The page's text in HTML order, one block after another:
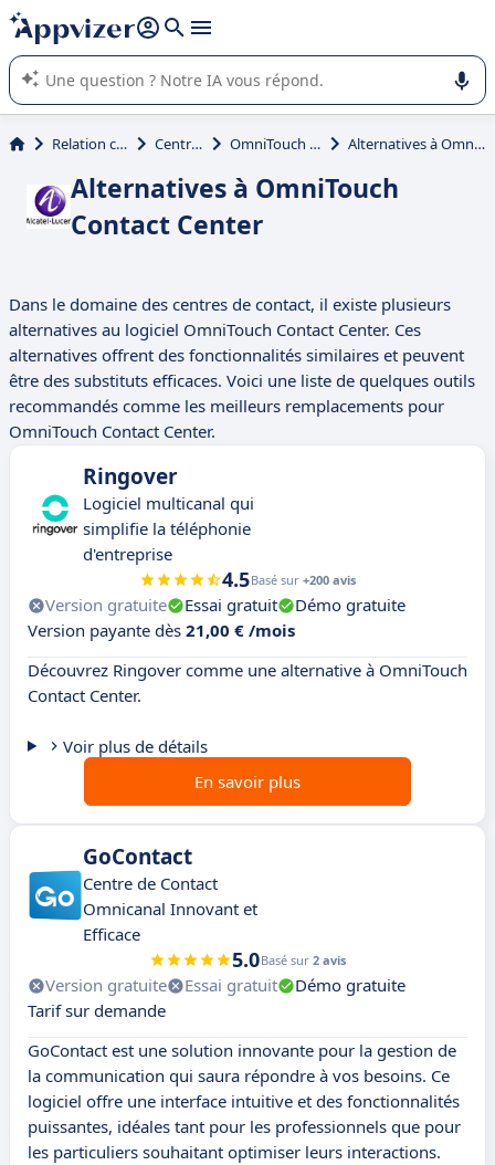
répondre (plusieurs lignes avec
L'IA de Appvizer vous guide dans l'utilisation ou la sélection de
logiciel SaaS en entreprise.
Relation client et vente Centre d'appel OmniTouch Contact Center Alternatives à OmniTouch Contact Center
Alternatives à OmniTouch
Contact Center
Dans le domaine des centres de contact, il existe plusieurs
alternatives au logiciel OmniTouch Contact Center. Ces
alternatives offrent des fonctionnalités similaires et peuvent
être des substituts efficaces. Voici une liste de quelques outils
recommandés comme les meilleurs remplacements pour
OmniTouch Contact Center.
Ringover
Logiciel multicanal qui
simplifie la téléphonie
d'entreprise
4.5Basé sur +200 avis
Version gratuite Essai gratuit
Démo gratuite
Version payante dès 21,00 € /mois
Découvrez Ringover comme une alternative à OmniTouch
Contact Center.
Voir plus de détails
En savoir plus
GoContact
Centre de Contact
Omnicanal Innovant et
Efficace
5.0Basé sur 2 avis
Version gratuite Essai gratuit
Démo gratuite
Tarif sur demande
GoContact est une solution innovante pour la gestion de
la communication qui saura répondre à vos besoins. Ce
logiciel offre une interface intuitive et des fonctionnalités
puissantes, idéales tant pour les professionnels que pour
les particuliers souhaitant optimiser leurs interactions.